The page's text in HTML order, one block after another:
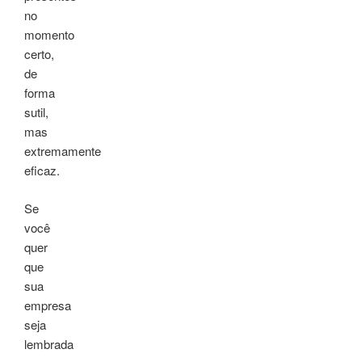
no
momento
certo,
de
forma
sutil,
mas
extremamente
eficaz.
Se
você
quer
que
sua
empresa
seja
lembrada